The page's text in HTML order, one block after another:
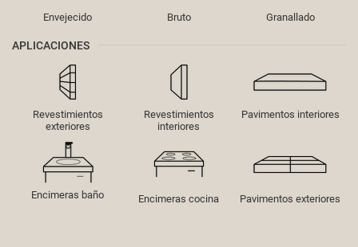
Envejecido
Bruto Granallado
APLICACIONES
Revestimientos
exteriores
Revestimientos
interiores
Pavimentos interiores
Encimeras baño Encimeras cocina Pavimentos exteriores